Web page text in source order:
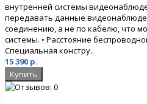
внутренней системы
передавать данные
соединению, а не по кабелю, что
системы. • Расстояние
Специальная констру..
15 390 р.